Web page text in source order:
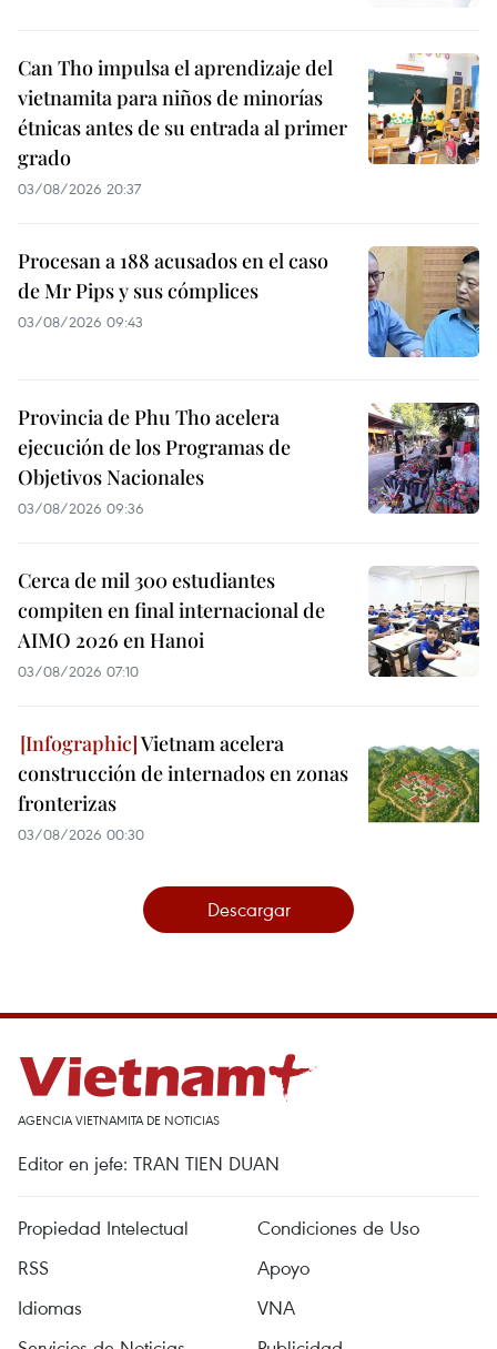
Can Tho impulsa el aprendizaje del
vietnamita para niños de minorías
étnicas antes de su entrada al primer
grado
03/08/2026 20:37
Procesan a 188 acusados en el caso
de Mr Pips y sus cómplices
03/08/2026 09:43
Provincia de Phu Tho acelera
ejecución de los Programas de
Objetivos Nacionales
03/08/2026 09:36
Cerca de mil 300 estudiantes
compiten en final internacional de
AIMO 2026 en Hanoi
03/08/2026 07:10
Vietnam acelera
construcción de internados en zonas
fronterizas
03/08/2026 00:30
Descargar
AGENCIA VIETNAMITA DE NOTICIAS
Editor en jefe: TRAN TIEN DUAN
Propiedad Intelectual
Condiciones de Uso
RSS
Apoyo
Idiomas
VNA